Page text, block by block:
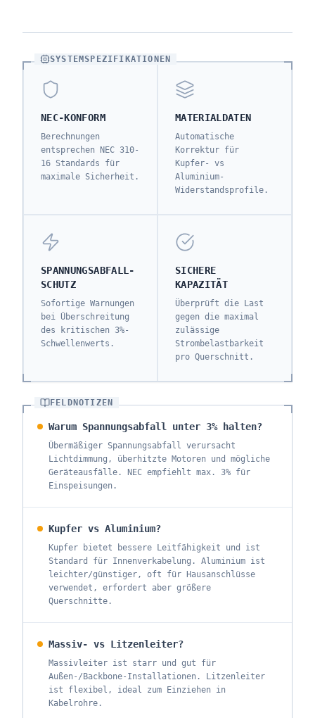
SYSTEMSPEZIFIKATIONEN
NEC-KONFORM
Berechnungen
entsprechen NEC 310-
16 Standards für
maximale Sicherheit.
MATERIALDATEN
Automatische
Korrektur für
Kupfer- vs
Aluminium-
Widerstandsprofile.
SPANNUNGSABFALL-
SCHUTZ
Sofortige Warnungen
bei Überschreitung
des kritischen 3%-
Schwellenwerts.
SICHERE
KAPAZITÄT
Überprüft die Last
gegen die maximal
zulässige
Strombelastbarkeit
pro Querschnitt.
FELDNOTIZEN
Warum Spannungsabfall unter 3% halten?
Übermäßiger Spannungsabfall verursacht
Lichtdimmung, überhitzte Motoren und mögliche
Geräteausfälle. NEC empfiehlt max. 3% für
Einspeisungen.
Kupfer vs Aluminium?
Kupfer bietet bessere Leitfähigkeit und ist
Standard für Innenverkabelung. Aluminium ist
leichter/günstiger, oft für Hausanschlüsse
verwendet, erfordert aber größere
Querschnitte.
Massiv- vs Litzenleiter?
Massivleiter ist starr und gut für
Außen-/Backbone-Installationen. Litzenleiter
ist flexibel, ideal zum Einziehen in
Kabelrohre.